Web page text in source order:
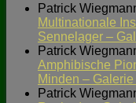
Patrick
Multinationale
Sennelager –
Patrick
Amphibische
Minden –
Patrick